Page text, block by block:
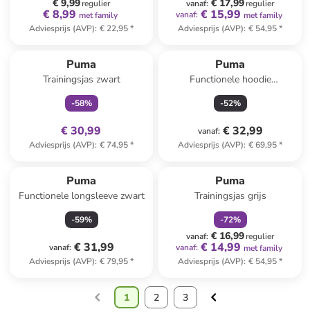
€ 9,99regulier
€ 8,99 met family
Adviesprijs (AVP): € 22,95*
vanaf: € 17,99regulier
vanaf: € 15,99 met family
Adviesprijs (AVP): € 54,95*
Puma
Trainingsjas zwart
-58%
€ 30,99
Adviesprijs (AVP): € 74,95*
Puma
Functionele hoodie
"Cloudspun" antraciet
-52%
vanaf: € 32,99
Adviesprijs (AVP): € 69,95*
Puma
Functionele longsleeve zwart
-59%
vanaf: € 31,99
Adviesprijs (AVP): € 79,95*
Puma
Trainingsjas grijs
-72%
vanaf: € 16,99regulier
vanaf: € 14,99 met family
Adviesprijs (AVP): € 54,95*
1 2 3